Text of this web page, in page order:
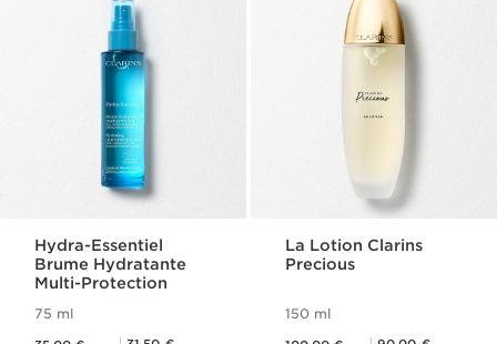
Hydra-Essentiel
Brume Hydratante
Multi-Protection
75 ml
La Lotion Clarins
Precious
150 ml